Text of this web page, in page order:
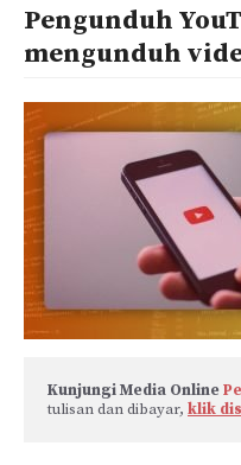
Pengunduh
mengunduh
Kunjungi Media Online
tulisan dan dibayar, klik